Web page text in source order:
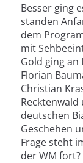
Besser ging
standen
dem
mit
Gold ging
Florian
Christian
deutschen
Geschehen
Frage steht
der WM fort?